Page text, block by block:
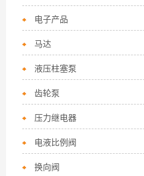
电子产品
马达
液压柱塞泵
齿轮泵
压力继电器
电液比例阀
换向阀